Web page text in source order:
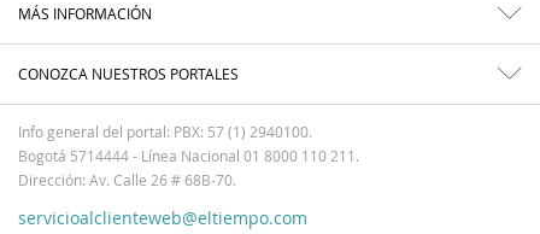
MÁS INFORMACIÓN
CONOZCA NUESTROS PORTALES
Info general del portal: PBX: 57 (1) 2940100.
Bogotá 5714444 - Línea Nacional 01 8000 110 211.
Dirección: Av. Calle 26 # 68B-70.
servicioalclienteweb@eltiempo.com